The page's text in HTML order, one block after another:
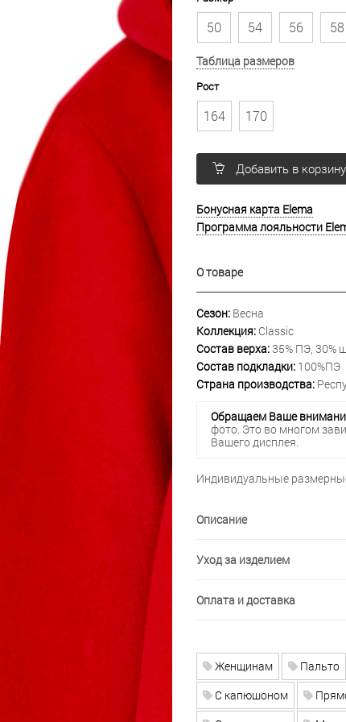
50 54 56 58
Таблица размеров
Рост
164 170
Добавить в корзину
Бонусная карта Elema
Программа лояльности
О товаре
Сезон:Весна
Коллекция:Classic
Состав верха:35% ПЭ, 30%
Состав подкладки:100%ПЭ
Страна производства:
Обращаем Ваше
фото. Это во многом
Вашего дисплея.
Индивидуальные
Описание
Уход за изделием
Оплата и доставка
Женщинам
Пальто
С капюшоном